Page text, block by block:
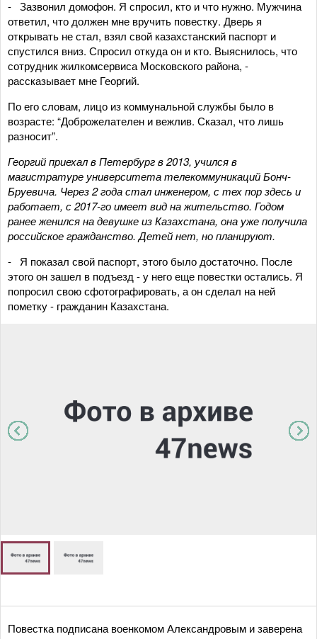
- Зазвонил домофон. Я спросил, кто и что нужно. Мужчина
ответил, что должен мне вручить повестку. Дверь я
открывать не стал, взял свой казахстанский паспорт и
спустился вниз. Спросил откуда он и кто. Выяснилось, что
сотрудник жилкомсервиса Московского района, -
рассказывает мне Георгий.
По его словам, лицо из коммунальной службы было в
возрасте: “Доброжелателен и вежлив. Сказал, что лишь
разносит”.
Георгий приехал в Петербург в 2013, учился в
магистратуре университета телекоммуникаций Бонч-
Бруевича. Через 2 года стал инженером, с тех пор здесь и
работает, с 2017-го имеет вид на жительство. Годом
ранее женился на девушке из Казахстана, она уже получила
российское гражданство. Детей нет, но планируют.
- Я показал свой паспорт, этого было достаточно. После
этого он зашел в подъезд - у него еще повестки остались. Я
попросил свою сфотографировать, а он сделал на ней
пометку - гражданин Казахстана.
Повестка подписана военкомом Александровым и заверена